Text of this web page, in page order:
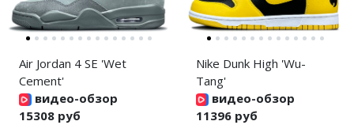
Air Jordan 4 SE 'Wet
Cement'
видео-обзор
15308 руб
Nike Dunk High 'Wu-
Tang'
видео-обзор
11396 руб